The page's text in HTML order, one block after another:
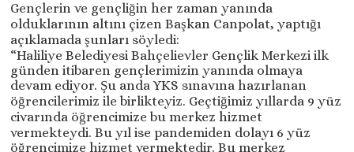
Gençlerin ve gençliğin her zaman yanında
olduklarının altını çizen Başkan Canpolat, yaptığı
açıklamada şunları söyledi:
“Haliliye Belediyesi Bahçelievler Gençlik Merkezi ilk
günden itibaren gençlerimizin yanında olmaya
devam ediyor. Şu anda YKS sınavına hazırlanan
öğrencilerimiz ile birlikteyiz. Geçtiğimiz yıllarda 9 yüz
civarında öğrencimize bu merkez hizmet
vermekteydi. Bu yıl ise pandemiden dolayı 6 yüz
öğrencimize hizmet vermektedir. Bu merkez